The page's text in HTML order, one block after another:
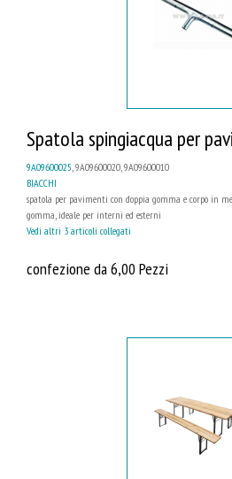
Spatola spingiacqua per
9A09600025, 9A09600020, 9A09600010
BIACCHI
spatola per pavimenti con doppia gomma e corpo in
gomma, ideale per interni ed esterni
Vedi altri 3 articoli collegati
confezione da 6,00 Pezzi